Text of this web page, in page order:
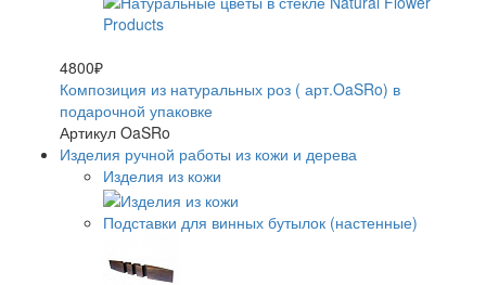
4800₽
Композиция из натуральных роз ( арт.OaSRo) в
подарочной упаковке
Артикул OaSRo
Изделия ручной работы из кожи и дерева
Изделия из кожи
Подставки для винных бутылок (настенные)